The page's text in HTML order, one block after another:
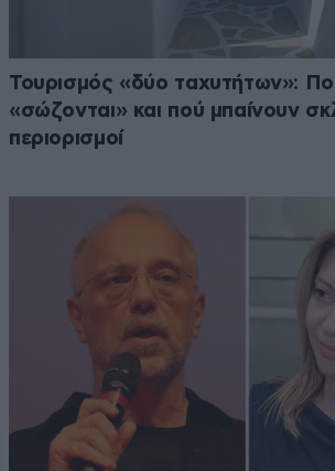
Τουρισμός «δύο ταχυτήτων»:
«σώζονται» και πού μπαίνουν
περιορισμοί